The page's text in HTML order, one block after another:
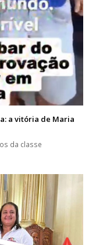
a vitória de Maria
da classe